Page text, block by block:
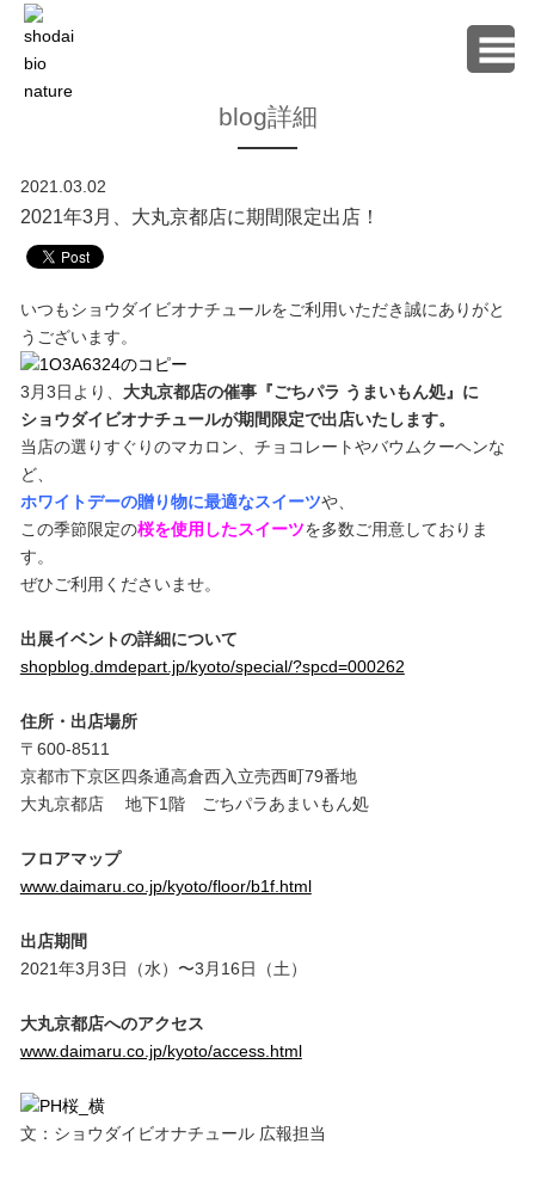
blog詳細
2021.03.02
2021年3月、大丸京都店に期間限定出店！
いつもショウダイビオナチュールをご利用いただき誠にありがと
うございます。
3月3日より、 大丸京都店の催事『ごちパラ うまいもん処』に
ショウダイビオナチュールが期間限定で出店いたします。
当店の選りすぐりのマカロン、チョコレートやバウムクーヘンな
ど、
ホワイトデーの贈り物に最適なスイーツや、
この季節限定の桜を使用したスイーツを多数ご用意しておりま
す。
ぜひご利用くださいませ。
出展イベントの詳細について
shopblog.dmdepart.jp/kyoto/special/?spcd=000262
住所・出店場所
〒600-8511
京都市下京区四条通高倉西入立売西町79番地
大丸京都店 地下1階 ごちパラあまいもん処
フロアマップ
www.daimaru.co.jp/kyoto/floor/b1f.html
出店期間
2021年3月3日（水）〜3月16日（土）
大丸京都店へのアクセス
www.daimaru.co.jp/kyoto/access.html
文：ショウダイビオナチュール 広報担当